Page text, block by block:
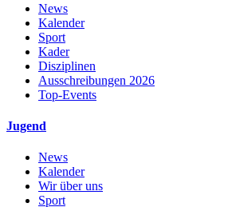
News
Kalender
Sport
Kader
Disziplinen
Ausschreibungen 2026
Top-Events
Jugend
News
Kalender
Wir über uns
Sport